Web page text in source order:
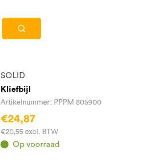
SOLID
Kliefbijl
Artikelnummer: PPPM 805900
€24,87
€20,55 excl. BTW
Op voorraad